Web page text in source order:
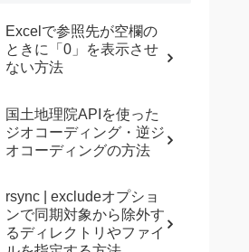
Excelで参照先が空欄の
ときに「0」を表示させ
ない方法
国土地理院APIを使った
ジオコーディング・逆ジ
オコーディングの方法
rsync | excludeオプショ
ンで同期対象から除外す
るディレクトリやファイ